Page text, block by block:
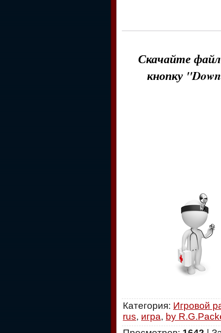
Скачайте
кнопку
Категория: Игровой
rus, игра, by